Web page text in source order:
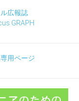
広報誌
GRAPH
用ページ